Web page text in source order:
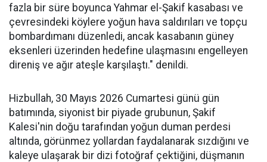
fazla bir süre boyunca Yahmar el-Şakif kasabası ve
çevresindeki köylere yoğun hava saldırıları ve topçu
bombardımanı düzenledi, ancak kasabanın güney
eksenleri üzerinden hedefine ulaşmasını engelleyen
direniş ve ağır ateşle karşılaştı." denildi.
Hizbullah, 30 Mayıs 2026 Cumartesi günü gün
batımında, siyonist bir piyade grubunun, Şakif
Kalesi'nin doğu tarafından yoğun duman perdesi
altında, görünmez yollardan faydalanarak sızdığını ve
kaleye ulaşarak bir dizi fotoğraf çektiğini, düşmanın